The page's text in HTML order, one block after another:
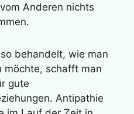
Anderen nichts
behandelt, wie man
schafft man
gute
Antipathie